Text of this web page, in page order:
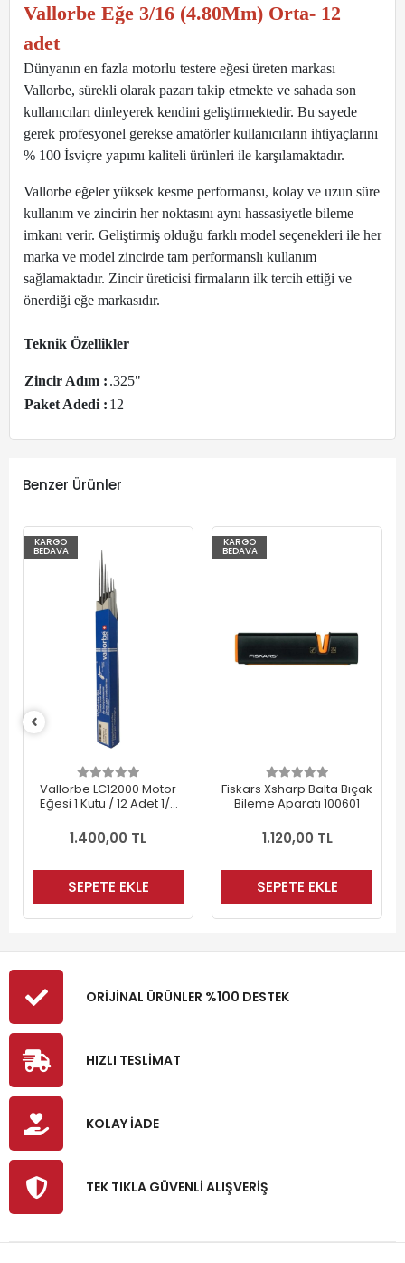
Vallorbe Eğe 3/16 (4.80Mm) Orta- 12
adet
Dünyanın en fazla motorlu testere eğesi üreten markası
Vallorbe, sürekli olarak pazarı takip etmekte ve sahada son
kullanıcıları dinleyerek kendini geliştirmektedir. Bu sayede
gerek profesyonel gerekse amatörler kullanıcıların ihtiyaçlarını
% 100 İsviçre yapımı kaliteli ürünleri ile karşılamaktadır.
Vallorbe eğeler yüksek kesme performansı, kolay ve uzun süre
kullanım ve zincirin her noktasını aynı hassasiyetle bileme
imkanı verir. Geliştirmiş olduğu farklı model seçenekleri ile her
marka ve model zincirde tam performanslı kullanım
sağlamaktadır. Zincir üreticisi firmaların ilk tercih ettiği ve
önerdiği eğe markasıdır.
Teknik Özellikler
Zincir Adım : .325"
Paket Adedi : 12
Benzer Ürünler
KARGO
BEDAVA
Vallorbe LC12000 Motor
Eğesi 1 Kutu / 12 Adet 1/8
1.400,00 TL
SEPETE EKLE
KARGO
BEDAVA
Fiskars Xsharp Balta Bıçak
Bileme Aparatı 100601
1.120,00 TL
SEPETE EKLE
ORİJİNAL ÜRÜNLER %100 DESTEK
HIZLI TESLİMAT
KOLAY İADE
TEK TIKLA GÜVENLİ ALIŞVERİŞ